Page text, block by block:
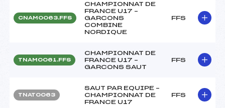
CNAM0063.FFS
CHAMPIONNAT DE
FRANCE U17 –
GARCONS
COMBINE
NORDIQUE
FFS
TNAM0061.FFS
CHAMPIONNAT DE
FRANCE U17 –
GARCONS SAUT
FFS
TNAT0063
SAUT PAR EQUIPE –
CHAMPIONNAT DE
FRANCE U17
FFS